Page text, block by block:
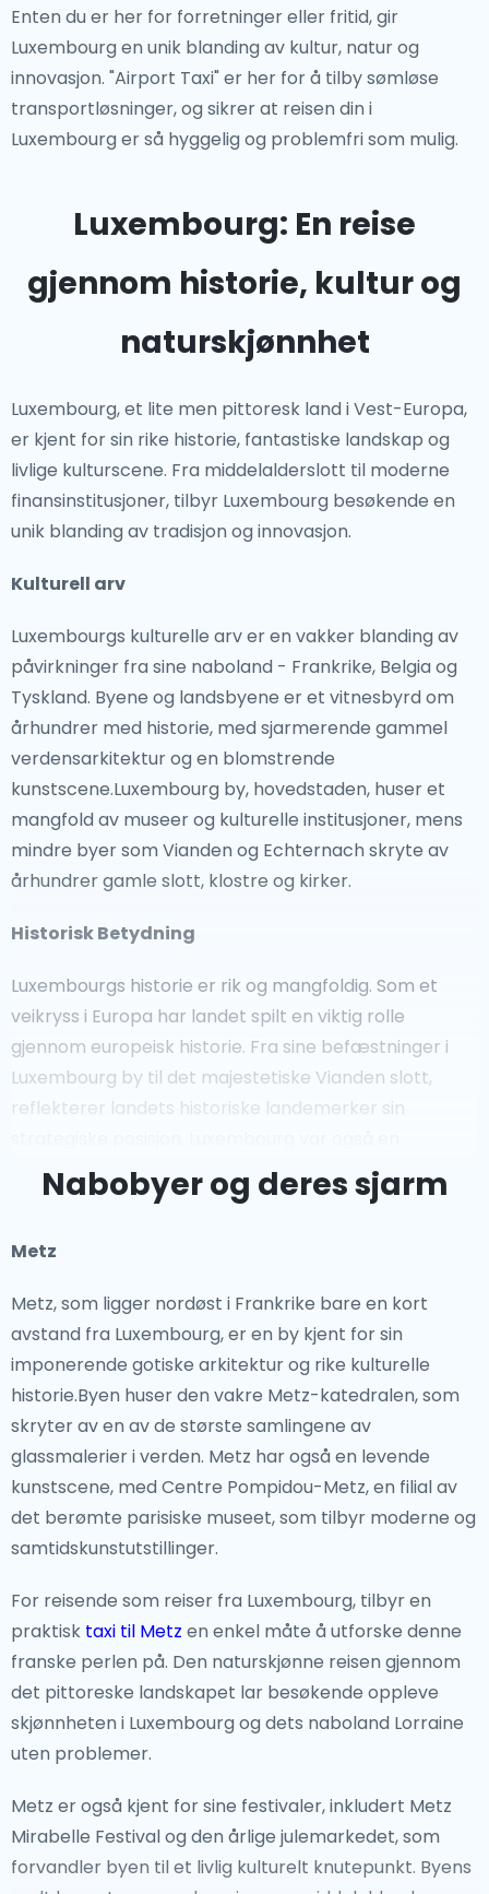
Enten du er her for forretninger eller fritid, gir
Luxembourg en unik blanding av kultur, natur og
innovasjon. "Airport Taxi" er her for å tilby sømløse
transportløsninger, og sikrer at reisen din i
Luxembourg er så hyggelig og problemfri som mulig.
Luxembourg: En reise
gjennom historie, kultur og
naturskjønnhet
Luxembourg, et lite men pittoresk land i Vest-Europa,
er kjent for sin rike historie, fantastiske landskap og
livlige kulturscene. Fra middelalderslott til moderne
finansinstitusjoner, tilbyr Luxembourg besøkende en
unik blanding av tradisjon og innovasjon.
Kulturell arv
Luxembourgs kulturelle arv er en vakker blanding av
påvirkninger fra sine naboland - Frankrike, Belgia og
Tyskland. Byene og landsbyene er et vitnesbyrd om
århundrer med historie, med sjarmerende gammel
verdensarkitektur og en blomstrende
kunstscene.Luxembourg by, hovedstaden, huser et
mangfold av museer og kulturelle institusjoner, mens
mindre byer som Vianden og Echternach skryte av
århundrer gamle slott, klostre og kirker.
Historisk Betydning
Luxembourgs historie er rik og mangfoldig. Som et
veikryss i Europa har landet spilt en viktig rolle
gjennom europeisk historie. Fra sine befæstninger i
Luxembourg by til det majestetiske Vianden slott,
reflekterer landets historiske landemerker sin
nøkkelspiller i dannelsen av Den europeiske union og
fortsetter å være et globalt senter for finans og
Luxembourg tilbyr en rekke fantastiske severdigheter
som blander naturlig skjønnhet med historisk
betydning. De middelalderske befæstningene og
broene i Luxembourg by tilbyr pustende utsikt over
Alzette-elvedalen. Vianden slott, plassert høyt på en
ås, er en av de mest gjenkjennelige landemerkene, og
tilbyr panoramautsikt over det omkringliggende
landskapet. Den fredelige Mosel-elven regionen, med
for vinentusiaster og naturelskere.
Utenfor allfarvei
Hvis du leter etter å unnslippe byen, tilbyr
Luxembourgs Ardennene-region ro og utendørs
historiske landsbyer, er det ideelt for fotturer, sykling
og utforsking. For de som er interessert i unike
opplevelser, tilbyr byen Echternach, kjent for sitt
Nabobyer og deres sjarm
Metz
Metz, som ligger nordøst i Frankrike bare en kort
avstand fra Luxembourg, er en by kjent for sin
imponerende gotiske arkitektur og rike kulturelle
historie.Byen huser den vakre Metz-katedralen, som
skryter av en av de største samlingene av
glassmalerier i verden. Metz har også en levende
kunstscene, med Centre Pompidou-Metz, en filial av
det berømte parisiske museet, som tilbyr moderne og
samtidskunstutstillinger.
For reisende som reiser fra Luxembourg, tilbyr en
praktisk taxi til Metz en enkel måte å utforske denne
franske perlen på. Den naturskjønne reisen gjennom
det pittoreske landskapet lar besøkende oppleve
skjønnheten i Luxembourg og dets naboland Lorraine
uten problemer.
Metz er også kjent for sine festivaler, inkludert Metz
Mirabelle Festival og den årlige julemarkedet, som
forvandler byen til et livlig kulturelt knutepunkt. Byens